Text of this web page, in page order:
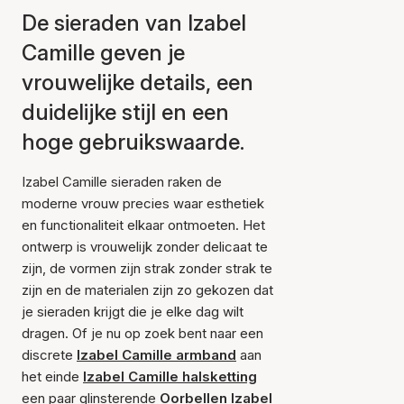
De sieraden van Izabel
Camille geven je
vrouwelijke details, een
duidelijke stijl en een
hoge gebruikswaarde.
Izabel Camille sieraden raken de
moderne vrouw precies waar esthetiek
en functionaliteit elkaar ontmoeten. Het
ontwerp is vrouwelijk zonder delicaat te
zijn, de vormen zijn strak zonder strak te
zijn en de materialen zijn zo gekozen dat
je sieraden krijgt die je elke dag wilt
dragen. Of je nu op zoek bent naar een
discrete Izabel Camille armband aan
het einde Izabel Camille halsketting
een paar glinsterende Oorbellen Izabel